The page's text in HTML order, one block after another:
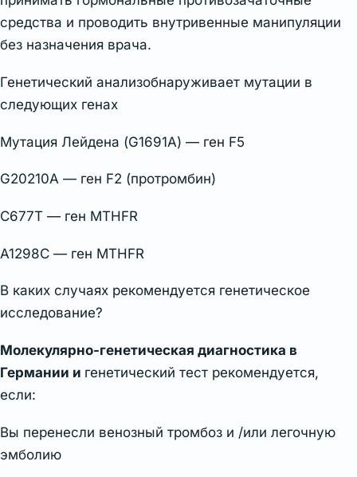
средства и проводить внутривенные манипуляции
без назначения врача.
Генетический анализобнаруживает мутации в
следующих генах
Мутация Лейдена (G1691A) — ген F5
G20210A — ген F2 (протромбин)
C677T — ген MTHFR
A1298C — ген MTHFR
В каких случаях рекомендуется генетическое
исследование?
Молекулярно-генетическая диагностика в
Германии и генетический тест рекомендуется,
если:
Вы перенесли венозный тромбоз и /или легочную
эмболию